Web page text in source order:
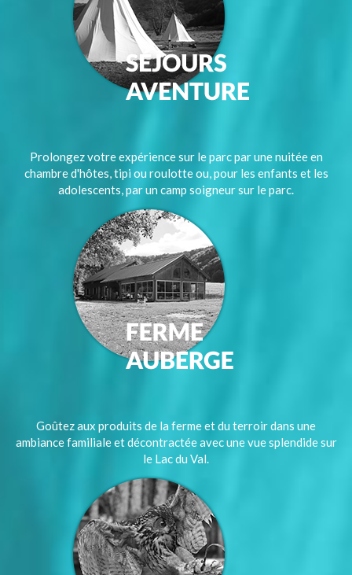
Prolongez votre expérience sur le parc par une nuitée en
chambre d'hôtes, tipi ou roulotte ou, pour les enfants et les
adolescents, par un camp soigneur sur le parc.
Goûtez aux produits de la ferme et du terroir dans une
ambiance familiale et décontractée avec une vue splendide sur
le Lac du Val.